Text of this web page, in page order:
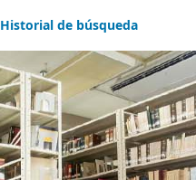
Historial de búsqueda